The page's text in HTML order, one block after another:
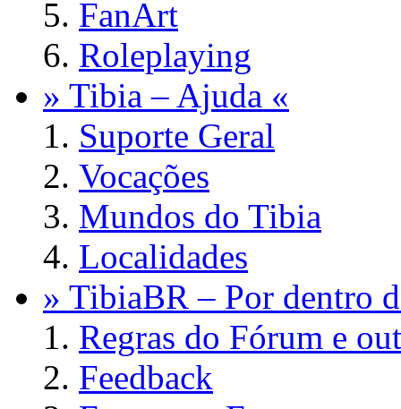
FanArt
Roleplaying
» Tibia – Ajuda «
Suporte Geral
Vocações
Mundos do Tibia
Localidades
» TibiaBR – Por dentro
Regras do Fórum e
Feedback